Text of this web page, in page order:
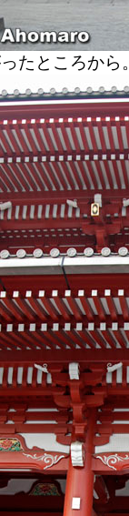
たところから